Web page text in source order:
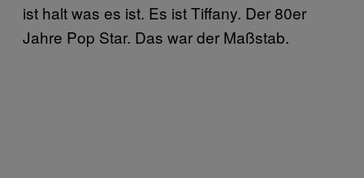
ist halt was es ist. Es ist Tiffany. Der 80er
Jahre Pop Star. Das war der Maßstab.